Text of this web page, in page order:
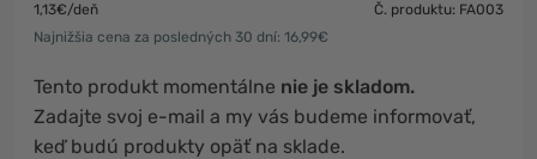
1,13€/deň
Č. produktu: FA003
Najnižšia cena za posledných 30 dní: 16,99€
Tento produkt momentálne nie je skladom.
Zadajte svoj e-mail a my vás budeme informovať,
keď budú produkty opäť na sklade.